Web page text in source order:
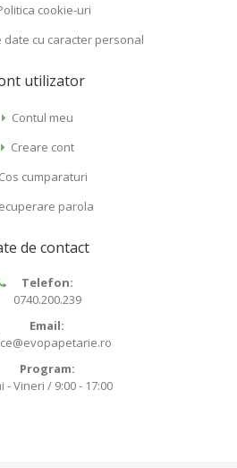
cookie-uri
date cu caracter personal
utilizator
Contul meu
Creare cont
Cos cumparaturi
parola
de contact
Telefon:
0740.200.239
Email:
Program:
- Vineri / 9:00 - 17:00